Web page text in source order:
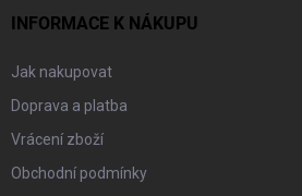
INFORMACE K NÁKUPU
Jak nakupovat
Doprava a platba
Vrácení zboží
Obchodní podmínky